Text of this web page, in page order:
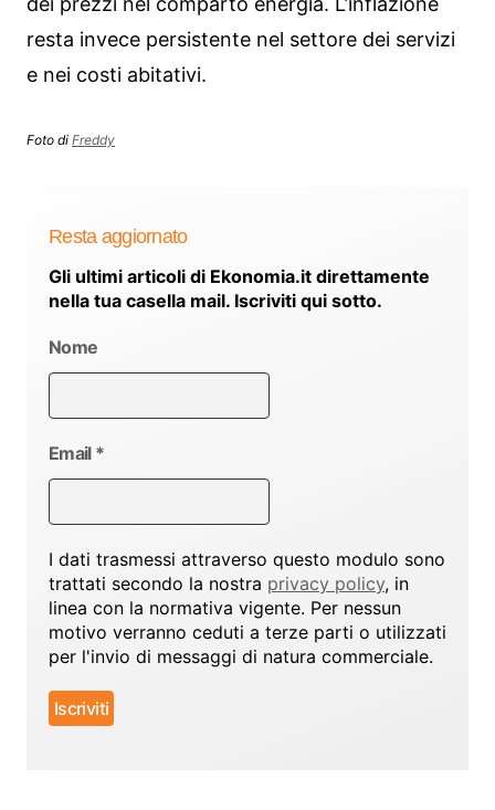
resta invece persistente nel settore dei servizi
e nei costi abitativi.
Foto di Freddy
Resta aggiornato
Gli ultimi articoli di Ekonomia.it direttamente
nella tua casella mail. Iscriviti qui sotto.
Nome
Email *
I dati trasmessi attraverso questo modulo sono
trattati secondo la nostra privacy policy, in
linea con la normativa vigente. Per nessun
motivo verranno ceduti a terze parti o utilizzati
per l'invio di messaggi di natura commerciale.